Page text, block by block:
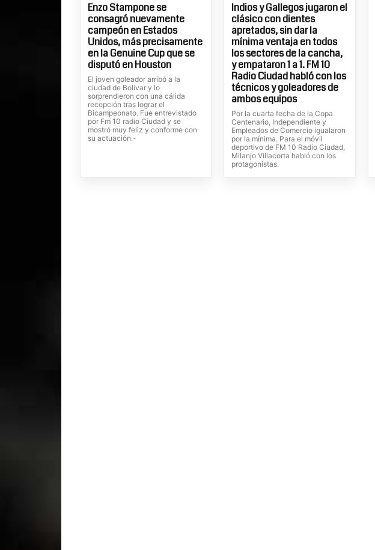
Enzo Stampone se
consagró nuevamente
campeón en Estados
Unidos, más precisamente
en la Genuine Cup que se
disputó en Houston
El joven goleador arribó a la
ciudad de Bolívar y lo
sorprendieron con una cálida
recepción tras lograr el
Bicampeonato. Fue entrevistado
por Fm 10 radio Ciudad y se
mostró muy feliz y conforme con
su actuación.-
Indios y Gallegos jugaron el
clásico con dientes
apretados, sin dar la
mínima ventaja en todos
los sectores de la cancha,
y empataron 1 a 1. FM 10
Radio Ciudad habló con los
técnicos y goleadores de
ambos equipos
Por la cuarta fecha de la Copa
Centenario, Independiente y
Empleados de Comercio igualaron
por la mínima. Para el móvil
deportivo de FM 10 Radio Ciudad,
Milanjo Villacorta habló con los
protagonistas.